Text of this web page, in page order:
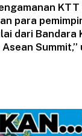
para
dari Bandara